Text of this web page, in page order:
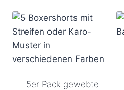
5er Pack gewebte